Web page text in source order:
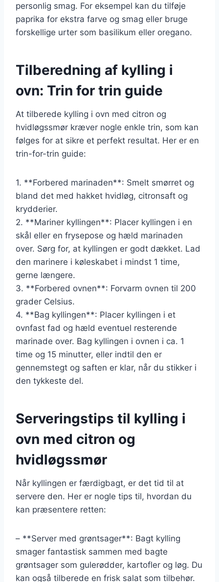
personlig smag. For eksempel kan du tilføje
paprika for ekstra farve og smag eller bruge
forskellige urter som basilikum eller oregano.
Tilberedning af kylling i
ovn: Trin for trin guide
At tilberede kylling i ovn med citron og
hvidløgssmør kræver nogle enkle trin, som kan
følges for at sikre et perfekt resultat. Her er en
trin-for-trin guide:
1. **Forbered marinaden**: Smelt smørret og
bland det med hakket hvidløg, citronsaft og
krydderier.
2. **Mariner kyllingen**: Placer kyllingen i en
skål eller en frysepose og hæld marinaden
over. Sørg for, at kyllingen er godt dækket. Lad
den marinere i køleskabet i mindst 1 time,
gerne længere.
3. **Forbered ovnen**: Forvarm ovnen til 200
grader Celsius.
4. **Bag kyllingen**: Placer kyllingen i et
ovnfast fad og hæld eventuel resterende
marinade over. Bag kyllingen i ovnen i ca. 1
time og 15 minutter, eller indtil den er
gennemstegt og saften er klar, når du stikker i
den tykkeste del.
Serveringstips til kylling i
ovn med citron og
hvidløgssmør
Når kyllingen er færdigbagt, er det tid til at
servere den. Her er nogle tips til, hvordan du
kan præsentere retten:
– **Server med grøntsager**: Bagt kylling
smager fantastisk sammen med bagte
grøntsager som gulerødder, kartofler og løg. Du
kan også tilberede en frisk salat som tilbehør.